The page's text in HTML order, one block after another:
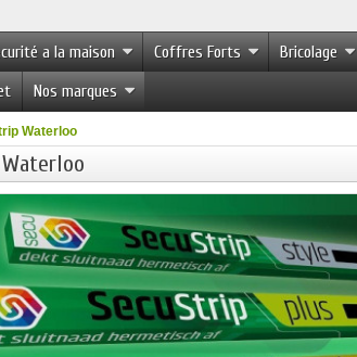
a la maison Coffres Forts
Bricolage
Nos marques
Waterloo